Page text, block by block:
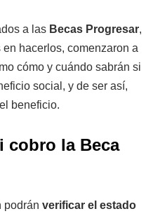
a las Becas Progresar,
hacerlos, comenzaron a
cómo y cuándo sabrán si
social, y de ser así,
beneficio.
cobro la Beca
podrán verificar el estado